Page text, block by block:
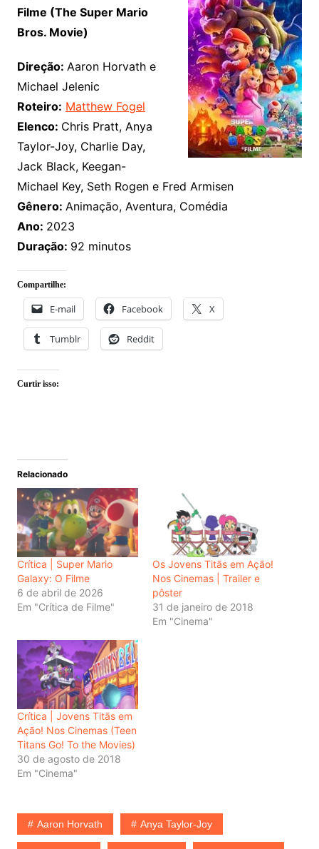
Filme (The Super Mario
Bros. Movie)
Direção: Aaron Horvath e
Michael Jelenic
Roteiro: Matthew Fogel
Elenco: Chris Pratt, Anya
Taylor-Joy, Charlie Day,
Jack Black, Keegan-
Michael Key, Seth Rogen e Fred Armisen
Gênero: Animação, Aventura, Comédia
Ano: 2023
Duração: 92 minutos
Compartilhe:
E-mail Facebook X
Tumblr Reddit
Curtir isso:
Relacionado
Crítica | Super Mario
Galaxy: O Filme
6 de abril de 2026
Em "Crítica de Filme"
Os Jovens Titãs em Ação!
Nos Cinemas | Trailer e
pôster
31 de janeiro de 2018
Em "Cinema"
Crítica | Jovens Titãs em
Ação! Nos Cinemas (Teen
Titans Go! To the Movies)
30 de agosto de 2018
Em "Cinema"
Aaron Horvath Anya Taylor-Joy